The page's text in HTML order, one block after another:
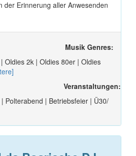
der Erinnerung aller Anwesenden
Musik Genres:
Oldies 2k | Oldies 80er | Oldies
Veranstaltungen:
Polterabend | Betriebsfeier | Ü30/